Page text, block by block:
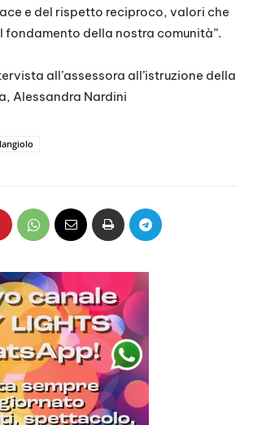
e del rispetto reciproco, valori che
fondamento della nostra comunità”.
all’assessora all’istruzione della
Alessandra Nardini